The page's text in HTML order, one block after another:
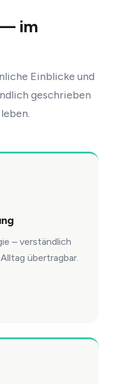
im
Einblicke und
geschrieben
– verständlich
übertragbar.